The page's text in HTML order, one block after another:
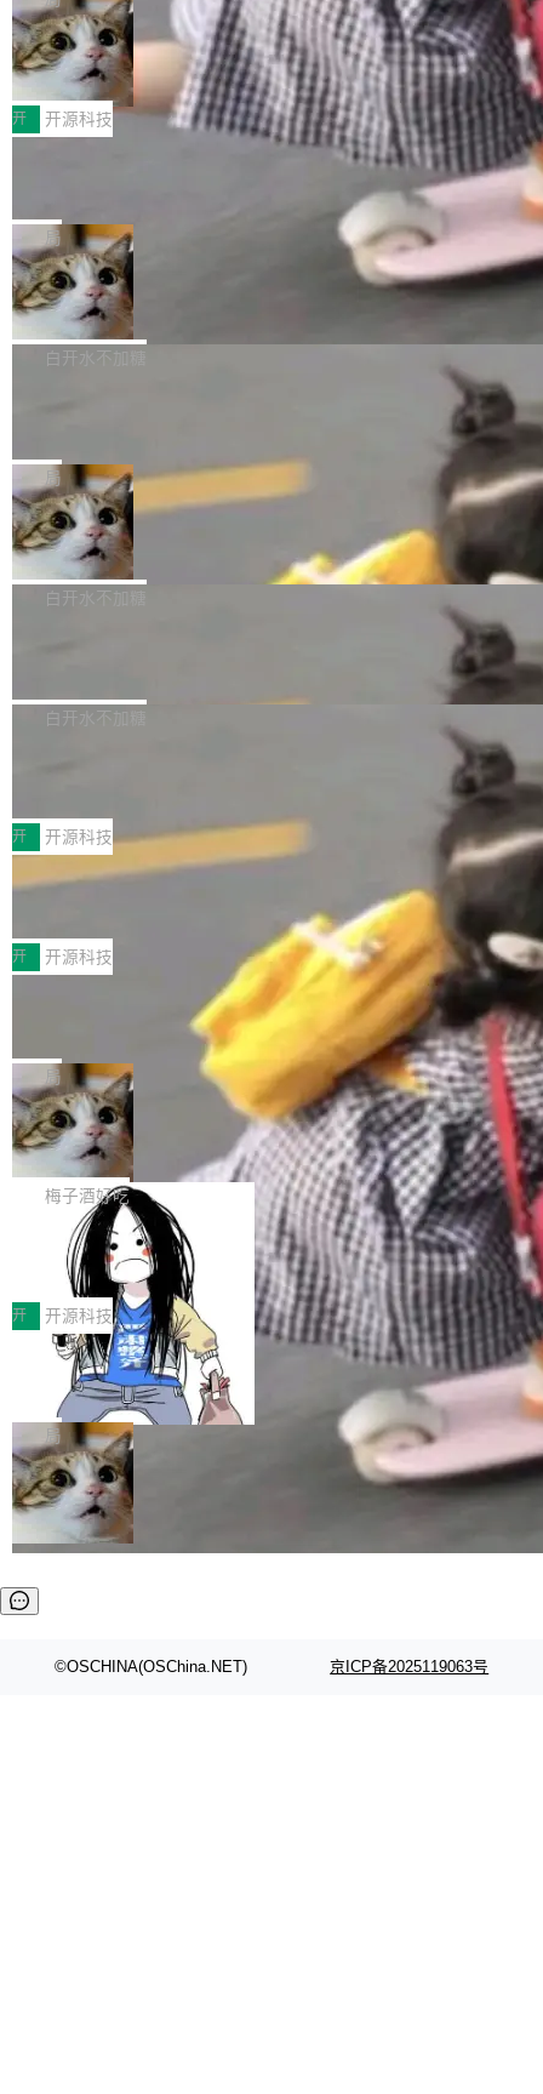
哪些组合有效，作者说，你得靠"文档、校验、或
者部落知识"。 换个写法。Rust 的 enum，两个
变体：Switchable...
有科技公司做的一样。只不过，实际上它不一
样。这是 Sandstorm.io 的重制版，我十年前的
那个创业公司。不同的是，这次它构建在 Cloudf
lare Workers 上——我花了九年时间搭建的平台
——并且深度集成了 AI。这基本上是我十年秘密
Workers 和 Durable Objects 的守护进程。 设
计思路很直接：每个对象是一个独立的 SQLite
数据库，按名称寻址，复制到你自己的 S3 兼容
存储库里。节点之间只通过这个存储库协调——
没有控制平面，没有共识协议。每个对象自带一
个小型数据库，应用天然按分片构建，单个数据
库的竞争和爆炸半径问题在设计层面就被消除
了。 闲置的 cell 会休眠到几乎不占资源。当 cel
l 迁移或唤醒时，新宿主从 S3 恢复 SQLite 数据
库继续执行。存储库是持久化的唯一真相...
鲁大师7月新机性能/流畅/AI榜：vivo夺
性能、流畅双第一，三星Galaxy Z系列
新折叠缺席
2026年7月的手机市场，由于存储等硬件成本暴
增，手机厂商的日子也不好过啊，新机速度明显
放缓，因此硝烟味淡了许多。新机参数规格除开
高价的三星折叠（三星Galaxy Z Fold8 Ultra / Z
Fold8 / Z Flip8）外，其余要么是中低端机器，
例如iQOO Z11i、REDMI Note 17、REDMI No
te 17 Pro、OPPO K15，要么是vivo X300 E这
样的次旗舰。 Galaxy Z Fold8 Ultra / Z Fold8 /
Z Flip8三款折叠屏新机均在7月22日发布，且全
部搭载骁龙8 Elite Gen5 for Galaxy，它们本该
开 开源科技
Zed 编辑器团队发布了新项目——DeltaDB，一
个在 git commit 之间记录每一次编辑操作的版
本控制系统。目前处于 Early Access 阶段。 De
ltaDB 的核心思路直接写在 landing page 最显
眼的位置：「Software is made between com
mits」——软件是在 commit 之间写出来的。git
是把这段空隙补上。 回退到任何一次编辑：Delt
aDB 捕获 commit 之间的每一次操作，...
局
SpaceXAI 单季资本开支达 183 亿美元
根据风险投资人Tomer Tunguz 博客（VC 分
析）披露的最新分析与第二季度业绩报告，Spac
微软同期总资本开支的四成。 与亚马逊、Alpha
bet、微软以及 Meta 等传统科技巨头相比，Spa
ceXAI的资金消耗速度尤为引人瞩目。然而，支
撑庞大支出的资金来源却呈现出截然不同的面
貌。数据显示，微软和 Meta 主要依托充沛的经
白开水不加糖
一个在终端里运行的编程 agent；Muse Spark
1.2，驱动这个 agent 的新模型。一句话概括：
你可以用 curl -fsSL https://dev.meta.ai/install.
sh | bash 安装一个能在大项目里自动规划、写
代码、验证结果的 AI 终端工具。 据介绍，Muse
个主 agent 循环，外加一组后台 agent。这些后
局
美团开源 LoHoSearch，用知识图谱校
准 AI 能力认知
机器出题的前提，是让机器拥有全局视野。整个
构建流程可以分为四个环节：建图 → 控制难度
白开水不加糖
库，并将作为transport接入Mooncake TENT。
MPComm将作为一种传输引擎接入Mooncake T
ENT，实现零拷贝传输性能提升30%、非零拷贝
传输性能最高提升5倍。UCL-MPComm底层基
于自研UCL-Engine通信引擎，后续腾讯网平将
持续开源更多基于UCL-Engine的高性能通信组
件。 腾讯网平团队在UCL-MPComm中实现了一
个独立于业务线程的全局通信引擎（Engine），
白开水不加糖
型案例入选名单》，深信服“面向企业研发场景的
开源 AI 编程平台 CoStrict 应用”凭借卓越的技术
创新与落地成效成功入选。 全链路私有化部署，
助力企业AI研发安全落地 当前，越来越多企业已
经开始引入 AI Coding 工具，通过调用公有云模
型或企业内部部署模型提升研发效率。但随着 AI
Coding 从个人辅助工具逐步走向团队级、组织
级应用，企业在规模化落地过程中，对安全性、
可控性和代码质量提出了更高要求。 首先是数据
安全与合规要求。对于大多数普通研发场景，公
有云模型能够满足快速试用和效率提升的需求。
但对于金融、能源、医疗等对数据安全要求较...
开 开源科技
深信服AI算力网关入选工信部人工智能
前不久，工业和信息化部正式发布《2025年人工
智能应用典型案例名单》，集中展示人工智能在
各领域的应用成果，覆盖技术底座、行业赋能、
产品应用、支撑保障、专题等五大方向。深信服
AI算力网关（AI创新平台）成功入选！ 随着各行
各业的Agent走向规模化建设，算力构成形态逐
渐丰富，用户关注的重点也在发生变化：不只是
让AI用起来，还要进一步看清混合算力时代下，
Token花在哪里、算力是否被充分利用，以及持
续增长的AI成本该如何优化。 深信服AI算力网关
正是围绕这些实际问题，从Token治理和成本治
理两个方面，让用户的每一份算力都看得清、管
得住、用得稳、省得下、更安全！ 一、从现在开
始，Token使用一目...
开 开源科技
Jeff Dean 离开 Google：一个时代的结
束，一个实验室的开始
Google 员工编号 20。MapReduce 作者之一。
Bigtable 作者之一。TensorFlow 的作者之一。
Gemini 的架构师。Google 首席科学家。 Jeff D
ean 在 Google 工作了 27 年后，宣布离职。 他
不是一个人走。一同离开的还有 Sanjay Ghema
wat（Google 员工编号 23，Jeff Dean 二十多
年的编程搭档，MapReduce 和 Bigtable 的共同
作者）、Quoc Le（Google 大脑核心成员，Se
q2Seq 和 DocAI 的共同发明人）以及 Oriol Vin
yals（Gemini 联合负责人，AlphaSta...
局
🔥 SolonCode v2026.8.4 发布：界面
字体可调、22 种语言、记忆搜索增强
打开终端就能上岗的全中文编码智能体，这一轮
把「看得清、用母语、记得住」三件事一次补
齐。 SolonCode 是什么 SolonCode 是杭州无
耳科技研发的企业级终端编码智能体——一位全
中文驱动的数字员工，自主理解需求、规划步
骤、编写代码。不挑模型、不挑平台，curl 一行
装完即用。 开源地址：Gitee · GitCode · GitHu
b 安装 支持 Java 8+（8~26）、macOS / Linu
x / Windows / Harmony PC。 # macOS / Linu
x / Harmony PC curl -fsSL https://solon.noea
r.org/solon...
梅子酒好吃
让“代码语义理解”深度释放AI Coding
价值潜能：华为云码道（CodeArts）
代码仓技术解析
一、代码仓深度理解技术的作用与价值 在软件工
程实践中，代码仓是企业核心知识资产的主要载
体。企业级代码仓库通常包含数十万乃至数百万
个文件，其规模远超单次模型调用可承载的上下
文窗口。随着项目规模的持续扩张与代码历史的
不断累积，代码仓中的模块关系、接口契约、业
务逻辑等关键信息往往分散于数十乃至数百个文
件之中，形成高度复杂的知识关联网络。传统的
代码检索手段（如关键词匹配、目录遍历）仅能
在语法层面完成文本定位，难以触及代码的语义
理解大规模代码仓时面临显著"代码仓理解"瓶
e深度理解服务"）是华为云码道（CodeA...
开 开源科技
一条“删库”命令跑 17 小时，算法工程
师删光 89TB 数据只为干私活
最高人民检察院8月4日公布了一起案件：北京一
名90后算法工程师王某，为了给自己接的私活腾
服务器空间，删光了公司AI游戏部门的全部核心
数据。 王某2024年1月入职东城区某科技公司AI
短剧部门，有互联网大厂背景。在公司内部架构
调整期间，部门三次通知全员将数据从A集群迁
数据。2024年9月3日下午4点，他使用此前登录
称为"删库跑路"的命令——最高管理员权限、无
局
©OSCHINA(OSChina.NET) 京ICP备2025119063号